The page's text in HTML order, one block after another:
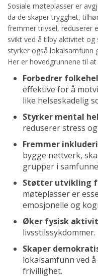
Sosiale møteplasser er
da de skaper trygghet,
fremmer trivsel, reduserer
svikt ved å tilby aktivitet
styrker også lokalsamfunn
Her er hovedgrunnene til
Forbedrer
effektive for å
like helseskadelig
Styrker mental
reduserer stress
Fremmer
bygge nettverk,
grupper i
Støtter utvikling
møteplasser er
emosjonelle og
Øker fysisk
livsstilssykdommer.
Skaper
lokalsamfunn ved
frivillighet.